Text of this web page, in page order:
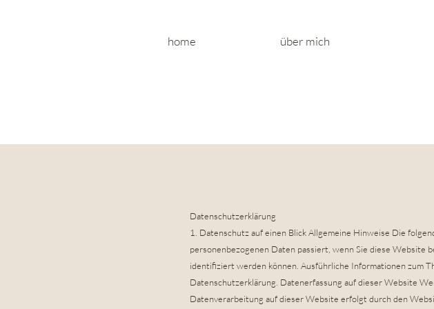
home über mich
Datenschutzerklärung
1. Datenschutz auf einen Blick Allgemeine Hinweise Die
personenbezogenen Daten passiert, wenn Sie diese Website
identifiziert werden können. Ausführliche Informationen zum
Datenschutzerklärung. Datenerfassung auf dieser Website
Datenverarbeitung auf dieser Website erfolgt durch den